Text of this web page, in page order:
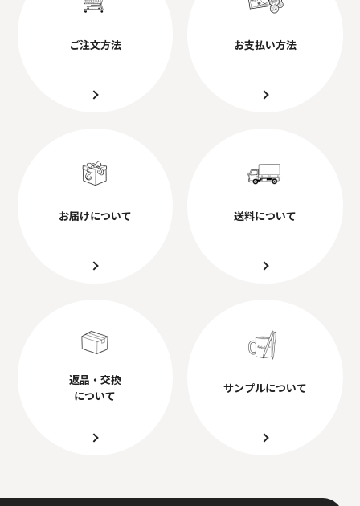
ご注文方法 お支払い方法
お届けについて 送料について
返品・交換
について
サンプルについて